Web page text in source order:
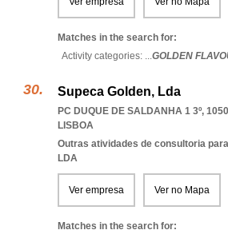
Matches in the search for:
Activity categories: ...GOLDEN
Supeca Golden, Lda
PC DUQUE DE SALDANHA 1 3º,
LISBOA
Outras atividades de consultoria
LDA
Ver empresa Ver no Mapa
Matches in the search for: